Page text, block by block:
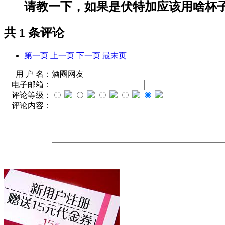
请教一下，如果是伏特加应该用啥杯
共 1 条评论
第一页 上一页 下一页 最末页
用 户 名： 酒圈网友
电子邮箱：
评论等级：
评论内容：